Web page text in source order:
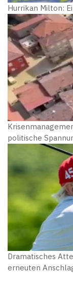
Hurrikan Milton:
politische
Dramatisches
erneuten